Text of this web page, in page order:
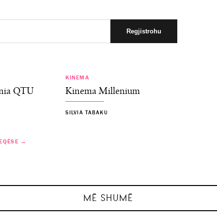
QTU
KINEMA
Kinema Millenium
SILVIA TABAKU
→
MË SHUMË